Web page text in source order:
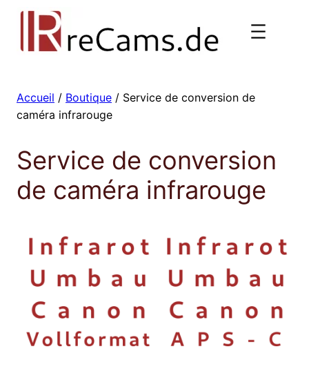
Aller
Accueil / Boutique / Service de conversion de
caméra infrarouge
Service de conversion
de caméra infrarouge